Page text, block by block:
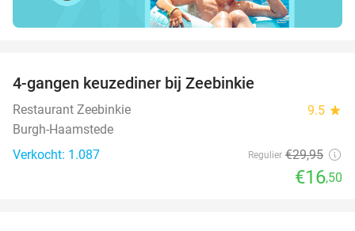
4-gangen keuzediner bij Zeebinkie
Restaurant Zeebinkie 9.5 star
Burgh-Haamstede
Verkocht: 1.087
Regulier €29,95
€16,50